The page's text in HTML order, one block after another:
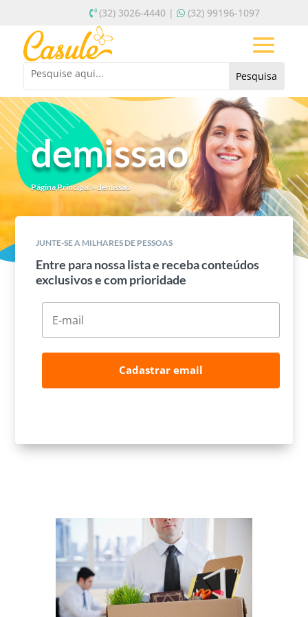
(32) 3026-4440 | (32) 99196-1097
demissao
Página Principal» demissao
JUNTE-SE A MILHARES DE PESSOAS
Entre para nossa lista e receba conteúdos
exclusivos e com prioridade
Cadastrar email